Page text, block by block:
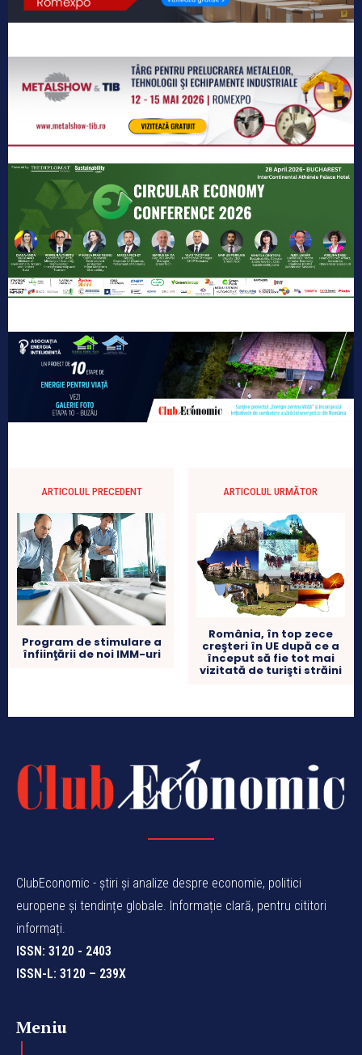
ARTICOLUL PRECEDENT
Program de stimulare a
înfiinţării de noi IMM-uri
ARTICOLUL URMĂTOR
România, în top zece
creşteri în UE după ce a
început să fie tot mai
vizitată de turişti străini
ClubEconomic - știri și analize despre economie, politici
europene și tendințe globale. Informație clară, pentru cititori
informați.
ISSN: 3120 - 2403
ISSN-L: 3120 – 239X
Meniu